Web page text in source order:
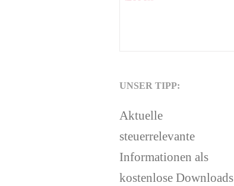
UNSER TIPP:
Aktuelle
steuerrelevante
Informationen als
kostenlose Downloads